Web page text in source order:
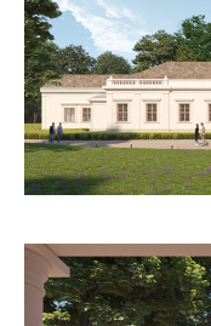
fogadóépületet,